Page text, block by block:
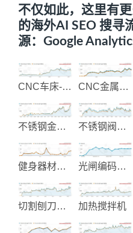
不仅如此，这里有
的海外AI SEO 搜寻
源：Google
CNC车床-铣床加工机械 CNC金属与塑胶加工
不锈钢金属栏杆圆管配件 不锈钢阀和管配件
健身器材显示仪表控制 光闸编码设备
切割刨刀具制造 加热搅拌机